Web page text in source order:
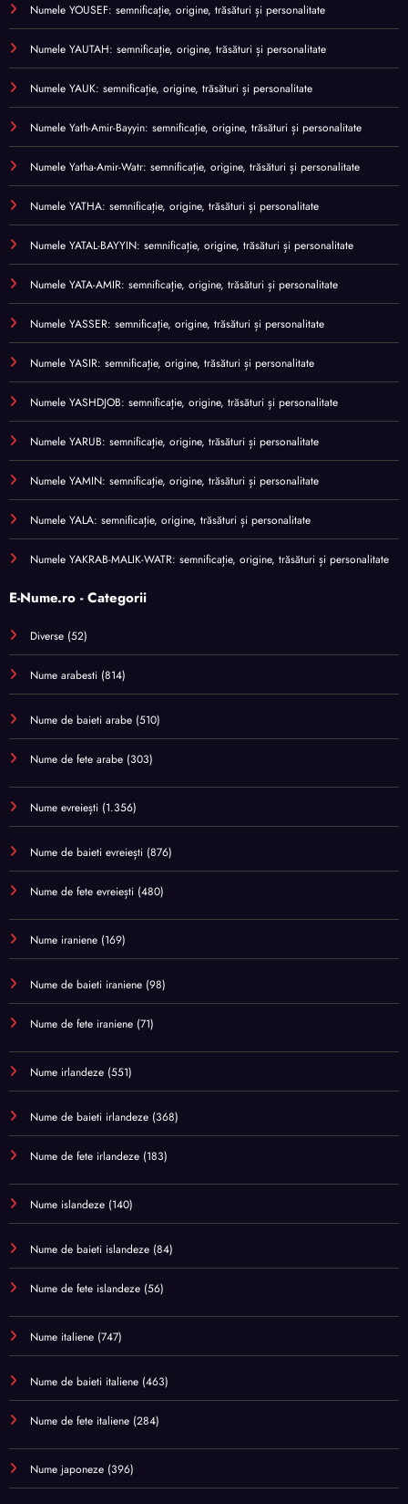
Numele YOUSEF: semnificație, origine, trăsături și personalitate
Numele YAUTAH: semnificație, origine, trăsături și personalitate
Numele YAUK: semnificație, origine, trăsături și personalitate
Numele Yath-Amir-Bayyin: semnificație, origine, trăsături și personalitate
Numele Yatha-Amir-Watr: semnificație, origine, trăsături și personalitate
Numele YATHA: semnificație, origine, trăsături și personalitate
Numele YATAL-BAYYIN: semnificație, origine, trăsături și personalitate
Numele YATA-AMIR: semnificație, origine, trăsături și personalitate
Numele YASSER: semnificație, origine, trăsături și personalitate
Numele YASIR: semnificație, origine, trăsături și personalitate
Numele YASHDJOB: semnificație, origine, trăsături și personalitate
Numele YARUB: semnificație, origine, trăsături și personalitate
Numele YAMIN: semnificație, origine, trăsături și personalitate
Numele YALA: semnificație, origine, trăsături și personalitate
Numele YAKRAB-MALIK-WATR: semnificație, origine, trăsături și personalitate
E-Nume.ro - Categorii
Diverse (52)
Nume arabesti (814)
Nume de baieti arabe (510)
Nume de fete arabe (303)
Nume evreiești (1.356)
Nume de baieti evreiești (876)
Nume de fete evreiești (480)
Nume iraniene (169)
Nume de baieti iraniene (98)
Nume de fete iraniene (71)
Nume irlandeze (551)
Nume de baieti irlandeze (368)
Nume de fete irlandeze (183)
Nume islandeze (140)
Nume de baieti islandeze (84)
Nume de fete islandeze (56)
Nume italiene (747)
Nume de baieti italiene (463)
Nume de fete italiene (284)
Nume japoneze (396)